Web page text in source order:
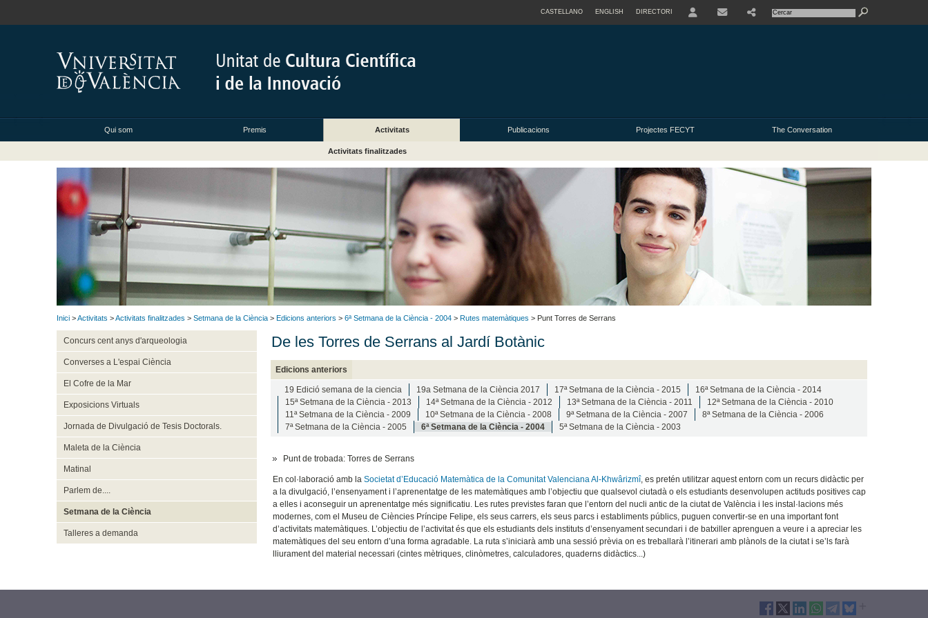
CASTELLANO ENGLISH DIRECTORI
Qui som Premis Activitats Publicacions Projectes FECYT The Conversation
Activitats finalitzades
Inici >Activitats >Activitats finalitzades > Setmana de la Ciència > Edicions anteriors > 6ª Setmana de la Ciència - 2004 > Rutes matemàtiques > Punt Torres de Serrans
Concurs cent anys d'arqueologia
Converses a L'espai Ciència
El Cofre de la Mar
Exposicions Virtuals
Jornada de Divulgació de Tesis Doctorals.
Maleta de la Ciència
Matinal
Parlem de....
Setmana de la Ciència
Talleres a demanda
De les Torres de Serrans al Jardí Botànic
Edicions anteriors
19 Edició semana de la ciencia 19a Setmana de la Ciència 2017 17ª Setmana de la Ciència - 2015
16ª Setmana de la Ciència - 2014
15ª Setmana de la Ciència - 2013
14ª Setmana de la Ciència - 2012 13ª Setmana de la Ciència - 2011
12ª Setmana de la Ciència - 2010
11ª Setmana de la Ciència - 2009
10ª Setmana de la Ciència - 2008 9ª Setmana de la Ciència - 2007
8ª Setmana de la Ciència - 2006
7ª Setmana de la Ciència - 2005
6ª Setmana de la Ciència - 2004 5ª Setmana de la Ciència - 2003
Punt de trobada: Torres de Serrans
En col·laboració amb la Societat d’Educació Matemàtica de la Comunitat Valenciana Al-Khwârizmî, es pretén utilitzar aquest entorn com un recurs didàctic per
a la divulgació, l’ensenyament i l’aprenentatge de les matemàtiques amb l’objectiu que qualsevol ciutadà o els estudiants desenvolupen actituds positives cap
a elles i aconseguir un aprenentatge més significatiu. Les rutes previstes faran que l’entorn del nucli antic de la ciutat de València i les instal·lacions més
modernes, com el Museu de Ciències Príncipe Felipe, els seus carrers, els seus parcs i establiments públics, puguen convertir-se en una important font
d’activitats matemàtiques. L’objectiu de l’activitat és que els estudiants dels instituts d’ensenyament secundari i de batxiller aprenguen a veure i a apreciar les
matemàtiques del seu entorn d’una forma agradable. La ruta s’iniciarà amb una sessió prèvia on es treballarà l’itinerari amb plànols de la ciutat i se’ls farà
lliurament del material necessari (cintes mètriques, clinòmetres, calculadores, quaderns didàctics...)